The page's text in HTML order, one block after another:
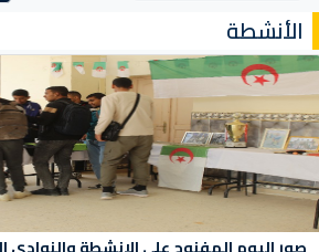
الأنشطة